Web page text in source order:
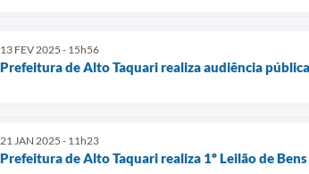
13 FEV 2025 - 15h56
Prefeitura de Alto Taquari realiza audiência
21 JAN 2025 - 11h23
Prefeitura de Alto Taquari realiza 1º Leilão de